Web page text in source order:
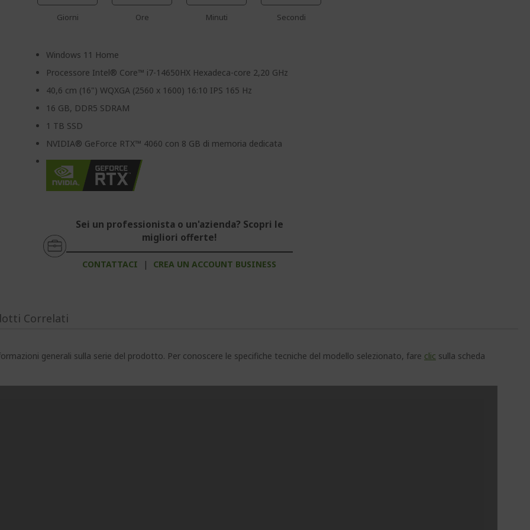
Giorni Ore Minuti Secondi
Windows 11 Home
Processore Intel® Core™ i7-14650HX Hexadeca-core 2,20 GHz
40,6 cm (16") WQXGA (2560 x 1600) 16:10 IPS 165 Hz
16 GB, DDR5 SDRAM
1 TB SSD
NVIDIA® GeForce RTX™ 4060 con 8 GB di memoria dedicata
Sei un professionista o un'azienda? Scopri le
migliori offerte!
CONTATTACI | CREA UN ACCOUNT BUSINESS
generali sulla serie del prodotto. Per conoscere le specifiche tecniche del modello selezionato, fare clic sulla scheda
Correlati